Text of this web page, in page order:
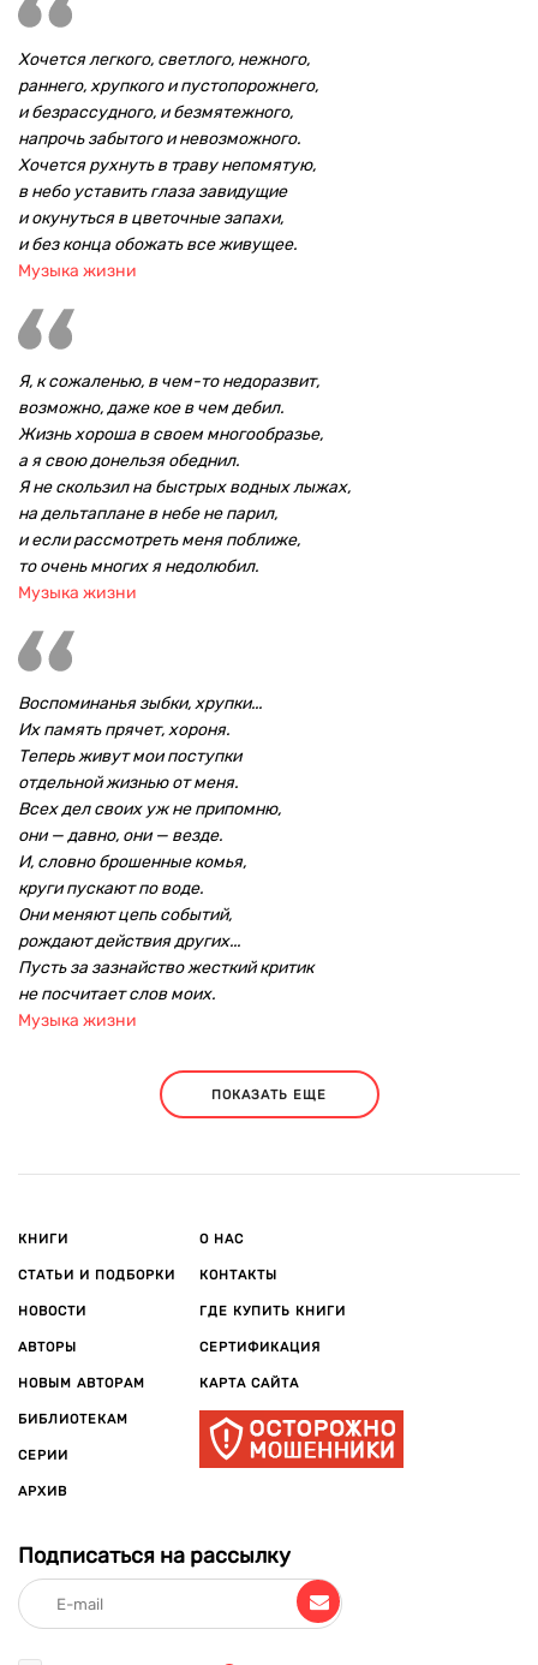
Хочется легкого, светлого, нежного,
раннего, хрупкого и пустопорожнего,
и безрассудного, и безмятежного,
напрочь забытого и невозможного.
Хочется рухнуть в траву непомятую,
в небо уставить глаза завидущие
и окунуться в цветочные запахи,
и без конца обожать все живущее.
Музыка жизни
Я, к сожаленью, в чем-то недоразвит,
возможно, даже кое в чем дебил.
Жизнь хороша в своем многообразье,
а я свою донельзя обеднил.
Я не скользил на быстрых водных лыжах,
на дельтаплане в небе не парил,
и если рассмотреть меня поближе,
то очень многих я недолюбил.
Музыка жизни
Воспоминанья зыбки, хрупки...
Их память прячет, хороня.
Теперь живут мои поступки
отдельной жизнью от меня.
Всех дел своих уж не припомню,
они — давно, они — везде.
И, словно брошенные комья,
круги пускают по воде.
Они меняют цепь событий,
рождают действия других...
Пусть за зазнайство жесткий критик
не посчитает слов моих.
Музыка жизни
ПОКАЗАТЬ ЕЩЕ
КНИГИ
СТАТЬИ И ПОДБОРКИ
НОВОСТИ
АВТОРЫ
НОВЫМ АВТОРАМ
БИБЛИОТЕКАМ
СЕРИИ
АРХИВ
О НАС
КОНТАКТЫ
ГДЕ КУПИТЬ КНИГИ
СЕРТИФИКАЦИЯ
КАРТА САЙТА
Подписаться на рассылку